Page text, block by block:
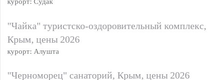
курорт: Судак
"Чайка" туристско-оздоровительный комплекс,
Крым, цены 2026
курорт: Алушта
"Черноморец" санаторий, Крым, цены 2026